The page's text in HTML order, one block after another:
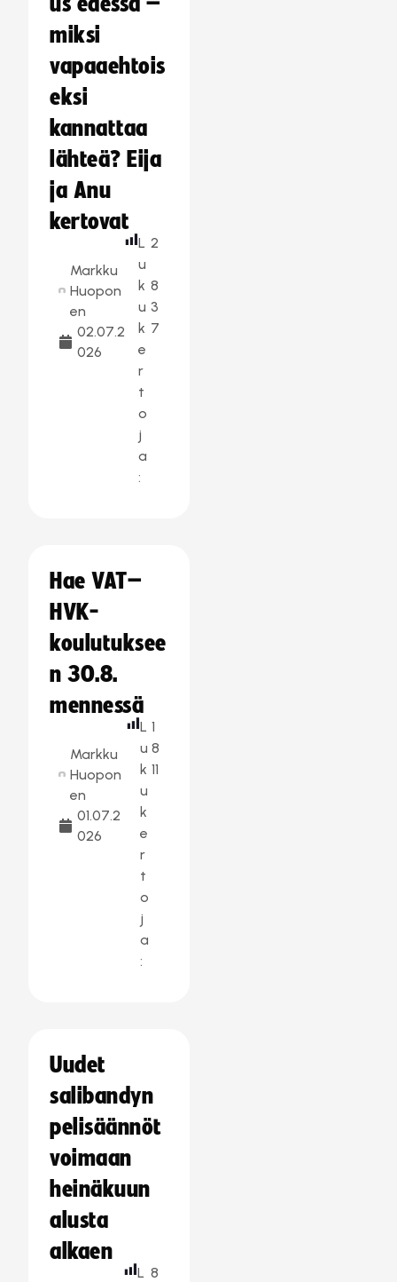
miksi
vapaaehtois
eksi
kannattaa
lähteä? Eija
ja Anu
kertovat
Markku
Huopon
en
02.07.2
026
L
u
k
u
k
e
r
t
o
j
a
:
2
8
3
7
Hae VAT–
HVK-
koulutuksee
n 30.8.
mennessä
Markku
Huopon
en
01.07.2
026
L
u
k
u
k
e
r
t
o
j
a
:
1
8
11
Uudet
salibandyn
pelisäännöt
voimaan
heinäkuun
alusta
alkaen
L 8